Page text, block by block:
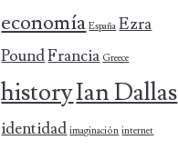
economía España Ezra
PoundFrancia Greece
historyIan Dallas
identidad imaginación internet